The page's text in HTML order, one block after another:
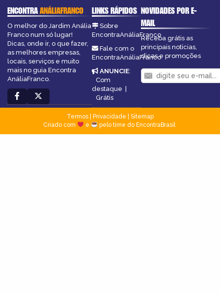
ENCONTRAANÁLIAFRANCO
O melhor do Jardim Anália
Franco num só lugar!
Dicas, onde ir, o que fazer,
as melhores empresas,
locais, serviços e muito
mais no guia Encontra
AnáliaFranco.
LINKS RÁPIDOS
Sobre
EncontraAnáliaFranco
Fale com o
EncontraAnáliaFranco
ANUNCIE:
Com
destaque |
Grátis
NOVIDADES POR E-
MAIL
Receba grátis as
principais notícias,
dicas e promoções
Termos| Privacidade
Sitemap
Criado com
e pelo time do EncontraBrasil